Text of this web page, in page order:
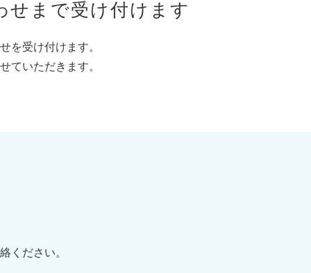
せまで受け付けます
を受け付けます。
ていただきます。
ください。